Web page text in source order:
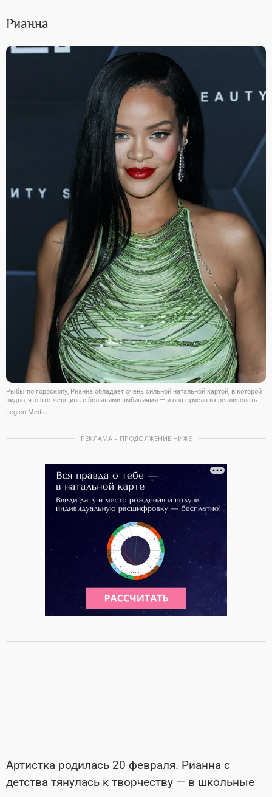
Рианна
Рыбы по гороскопу, Рианна обладает очень сильной натальной картой, в которой
видно, что это женщина с большими амбициями — и она сумела их реализовать
Legion-Media
РЕКЛАМА – ПРОДОЛЖЕНИЕ НИЖЕ
Артистка родилась 20 февраля. Рианна с
детства тянулась к творчеству — в школьные